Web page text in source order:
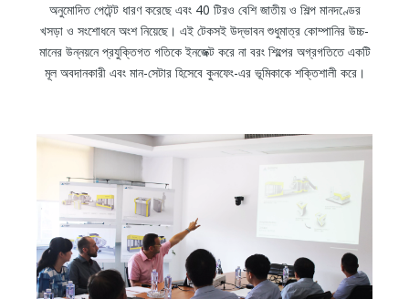
অনুমোদিত পেটেন্ট ধারণ করেছে এবং 40 টিরও বেশি জাতীয় ও শিল্প মানদণ্ডের
খসড়া ও সংশোধনে অংশ নিয়েছে। এই টেকসই উদ্ভাবন শুধুমাত্র কোম্পানির উচ্চ-
মানের উন্নয়নে প্রযুক্তিগত গতিকে ইনজেক্ট করে না বরং শিল্পের অগ্রগতিতে একটি
মূল অবদানকারী এবং মান-সেটার হিসেবে কুনফেং-এর ভূমিকাকে শক্তিশালী করে।